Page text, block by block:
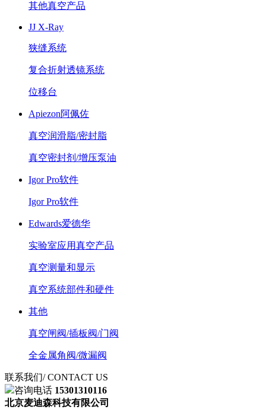
其他真空产品
JJ X-Ray
狭缝系统
复合折射透镜系统
位移台
Apiezon阿佩佐
真空润滑脂/密封脂
真空密封剂/增压泵油
Igor Pro软件
Igor Pro软件
Edwards爱德华
实验室应用真空产品
真空测量和显示
真空系统部件和硬件
其他
真空闸阀/插板阀/门阀
全金属角阀/微漏阀
联系我们/ CONTACT US
咨询电话 15301310116
北京麦迪森科技有限公司